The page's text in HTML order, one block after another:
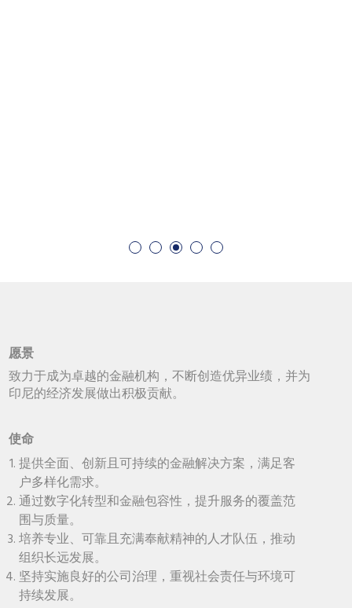
愿景
致力于成为卓越的金融机构，不断创造优异业绩，并为
印尼的经济发展做出积极贡献。
使命
提供全面、创新且可持续的金融解决方案，满足客
户多样化需求。
通过数字化转型和金融包容性，提升服务的覆盖范
围与质量。
培养专业、可靠且充满奉献精神的人才队伍，推动
组织长远发展。
坚持实施良好的公司治理，重视社会责任与环境可
持续发展。